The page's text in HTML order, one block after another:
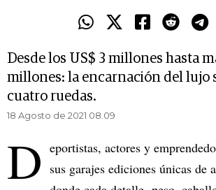
Desde los US$ 3 millones hasta
millones: la encarnación del lujo
cuatro ruedas.
18 Agosto de 2021 08.09
D eportistas, actores y
sus garajes ediciones únicas de